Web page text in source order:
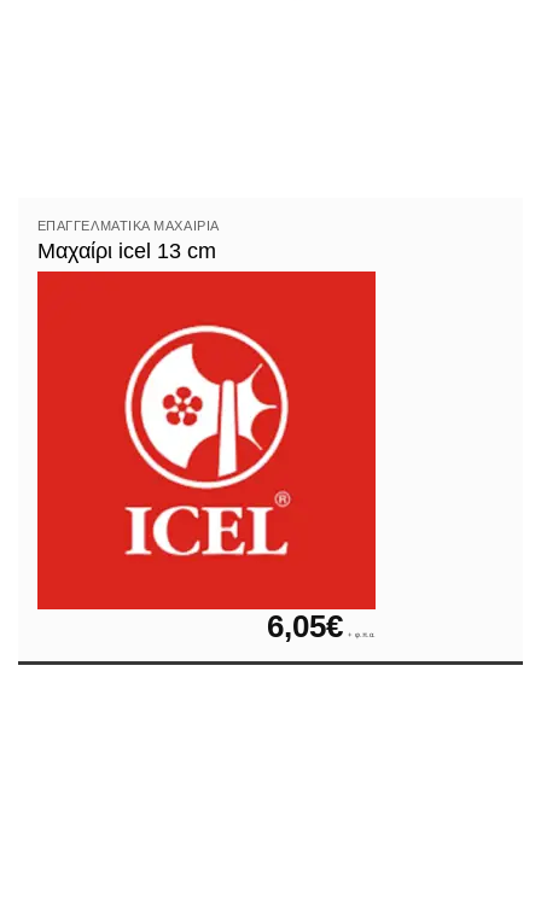
ΕΠΑΓΓΕΛΜΑΤΙΚΆ ΜΑΧΑΊΡΙΑ
Μαχαίρι icel 13 cm
6,05€ + φ.π.α.